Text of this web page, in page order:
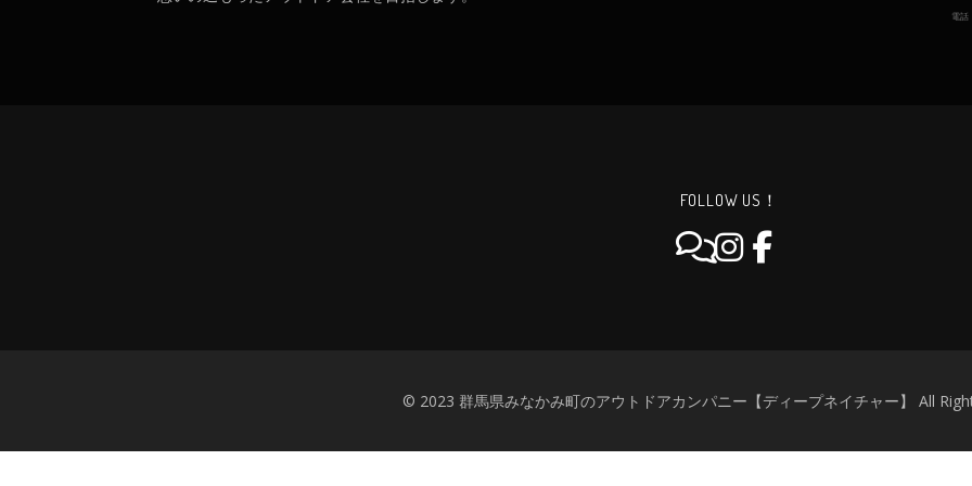
電話
FOLLOW US！
© 2023 群馬県みなかみ町のアウトドアカンパニー【ディープネイチャー】 All